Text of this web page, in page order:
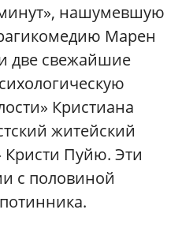
нашумевшую
Марен
две свежайшие
Кристиана
житейский
Кристи Пуйю. Эти
с половиной